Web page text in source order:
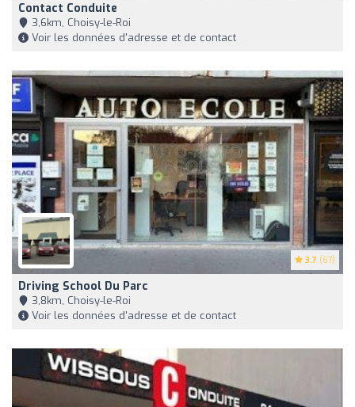
Contact Conduite
3,6km, Choisy-le-Roi
Voir les données d'adresse et de contact
3.7 (67)
Driving School Du Parc
3,8km, Choisy-le-Roi
Voir les données d'adresse et de contact